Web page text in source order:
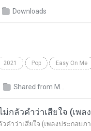
Downloads
2021 Pop Easy On Me